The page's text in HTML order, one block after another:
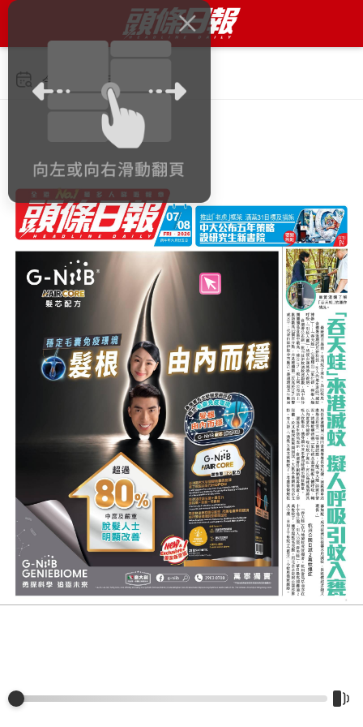
今日 2026年8月7日